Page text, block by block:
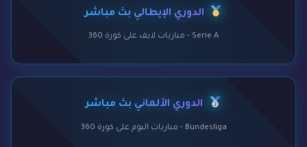
الدوري الإيطالي بث مباشر
Serie A - مباريات لايف على كورة 360
الدوري الألماني بث مباشر
Bundesliga - مباريات اليوم على كورة 360